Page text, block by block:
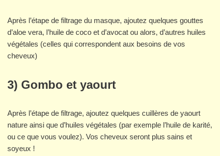
Après l’étape de filtrage du masque, ajoutez quelques gouttes
d’aloe vera, l’huile de coco et d’avocat ou alors, d’autres huiles
végétales (celles qui correspondent aux besoins de vos
cheveux)
3) Gombo et yaourt
Après l’étape de filtrage, ajoutez quelques cuillères de yaourt
nature ainsi que d’huiles végétales (par exemple l’huile de karité,
ou ce que vous voulez). Vos cheveux seront plus sains et
soyeux !